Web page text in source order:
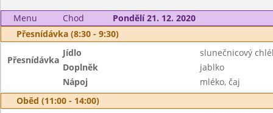
Menu Chod
Pondělí 21. 12. 2020
Přesnídávka (8:30 - 9:30)
Přesnídávka
Jídlo
slunečnicový
Doplněk
jablko
Nápoj
mléko, čaj
Oběd (11:00 - 14:00)